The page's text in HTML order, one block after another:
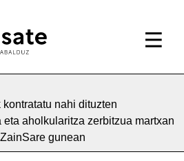
nahi dituzten
aholkularitza zerbitzua martxan
gunean